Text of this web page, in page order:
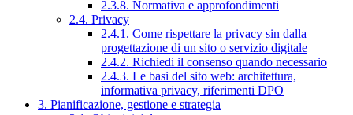
2.3.8. Normativa e approfondimenti
2.4. Privacy
2.4.1. Come rispettare la privacy sin dalla
progettazione di un sito o servizio digitale
2.4.2. Richiedi il consenso quando necessario
2.4.3. Le basi del sito web: architettura,
informativa privacy, riferimenti DPO
3. Pianificazione, gestione e strategia